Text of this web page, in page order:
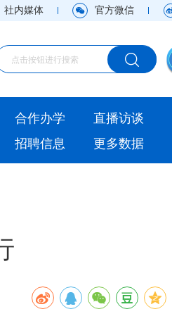
社内媒体 官方微信
合作办学
直播访谈
招聘信息 更多数据